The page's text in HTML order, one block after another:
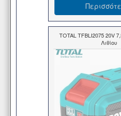
TOTAL TFBLI2075 20V
Λιθίου